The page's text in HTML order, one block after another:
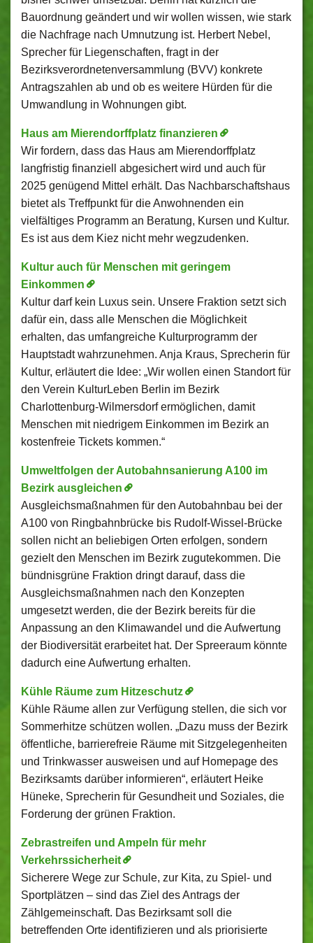
Bauordnung geändert und wir wollen wissen, wie stark
die Nachfrage nach Umnutzung ist. Herbert Nebel,
Sprecher für Liegenschaften, fragt in der
Bezirksverordnetenversammlung (BVV) konkrete
Antragszahlen ab und ob es weitere Hürden für die
Umwandlung in Wohnungen gibt.
Haus am Mierendorffplatz finanzieren
Wir fordern, dass das Haus am Mierendorffplatz
langfristig finanziell abgesichert wird und auch für
2025 genügend Mittel erhält. Das Nachbarschaftshaus
bietet als Treffpunkt für die Anwohnenden ein
vielfältiges Programm an Beratung, Kursen und Kultur.
Es ist aus dem Kiez nicht mehr wegzudenken.
Kultur auch für Menschen mit geringem
Einkommen
Kultur darf kein Luxus sein. Unsere Fraktion setzt sich
dafür ein, dass alle Menschen die Möglichkeit
erhalten, das umfangreiche Kulturprogramm der
Hauptstadt wahrzunehmen. Anja Kraus, Sprecherin für
Kultur, erläutert die Idee: „Wir wollen einen Standort für
den Verein KulturLeben Berlin im Bezirk
Charlottenburg-Wilmersdorf ermöglichen, damit
Menschen mit niedrigem Einkommen im Bezirk an
kostenfreie Tickets kommen.“
Umweltfolgen der Autobahnsanierung A100 im
Bezirk ausgleichen
Ausgleichsmaßnahmen für den Autobahnbau bei der
A100 von Ringbahnbrücke bis Rudolf-Wissel-Brücke
sollen nicht an beliebigen Orten erfolgen, sondern
gezielt den Menschen im Bezirk zugutekommen. Die
bündnisgrüne Fraktion dringt darauf, dass die
Ausgleichsmaßnahmen nach den Konzepten
umgesetzt werden, die der Bezirk bereits für die
Anpassung an den Klimawandel und die Aufwertung
der Biodiversität erarbeitet hat. Der Spreeraum könnte
dadurch eine Aufwertung erhalten.
Kühle Räume zum Hitzeschutz
Kühle Räume allen zur Verfügung stellen, die sich vor
Sommerhitze schützen wollen. „Dazu muss der Bezirk
öffentliche, barrierefreie Räume mit Sitzgelegenheiten
und Trinkwasser ausweisen und auf Homepage des
Bezirksamts darüber informieren“, erläutert Heike
Hüneke, Sprecherin für Gesundheit und Soziales, die
Forderung der grünen Fraktion.
Zebrastreifen und Ampeln für mehr
Verkehrssicherheit
Sicherere Wege zur Schule, zur Kita, zu Spiel- und
Sportplätzen – sind das Ziel des Antrags der
Zählgemeinschaft. Das Bezirksamt soll die
betreffenden Orte identifizieren und als priorisierte